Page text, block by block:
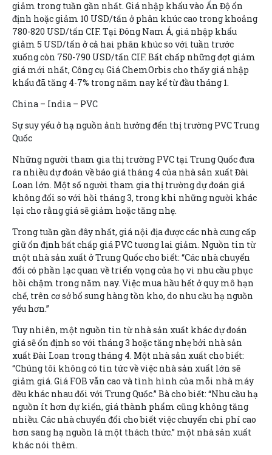
giảm trong tuần gần nhất. Giá nhập khẩu vào Ấn Độ ổn
định hoặc giảm 10 USD/tấn ở phân khúc cao trong khoảng
780-820 USD/tấn CIF. Tại Đông Nam Á, giá nhập khẩu
giảm 5 USD/tấn ở cả hai phân khúc so với tuần trước
xuống còn 750-790 USD/tấn CIF. Bất chấp những đợt giảm
giá mới nhất, Công cụ Giá ChemOrbis cho thấy giá nhập
khẩu đã tăng 4-7% trong năm nay kể từ đầu tháng 1.
China – India – PVC
Sự suy yếu ở hạ nguồn ảnh hưởng đến thị trường PVC Trung
Quốc
Những người tham gia thị trường PVC tại Trung Quốc đưa
ra nhiều dự đoán về báo giá tháng 4 của nhà sản xuất Đài
Loan lớn. Một số người tham gia thị trường dự đoán giá
không đổi so với hồi tháng 3, trong khi những người khác
lại cho rằng giá sẽ giảm hoặc tăng nhẹ.
Trong tuần gần đây nhất, giá nội địa được các nhà cung cấp
giữ ổn định bất chấp giá PVC tương lai giảm. Nguồn tin từ
một nhà sản xuất ở Trung Quốc cho biết: “Các nhà chuyển
đổi có phần lạc quan về triển vọng của họ vì nhu cầu phục
hồi chậm trong năm nay. Việc mua hầu hết ở quy mô hạn
chế, trên cơ sở bổ sung hàng tồn kho, do nhu cầu hạ nguồn
yếu hơn.”
Tuy nhiên, một nguồn tin từ nhà sản xuất khác dự đoán
giá sẽ ổn định so với tháng 3 hoặc tăng nhẹ bởi nhà sản
xuất Đài Loan trong tháng 4. Một nhà sản xuất cho biết:
“Chúng tôi không có tin tức về việc nhà sản xuất lớn sẽ
giảm giá. Giá FOB vẫn cao và tình hình của mỗi nhà máy
đều khác nhau đối với Trung Quốc.” Bà cho biết: “Nhu cầu hạ
nguồn ít hơn dự kiến, giá thành phẩm cũng không tăng
nhiều. Các nhà chuyển đổi cho biết việc chuyển chi phí cao
hơn sang hạ nguồn là một thách thức.” một nhà sản xuất
khác nói thêm.